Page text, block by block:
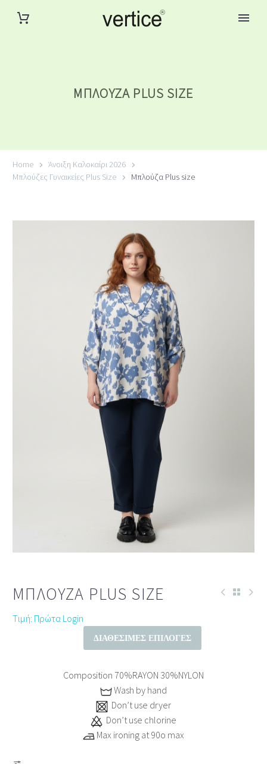
ΜΠΛΟΎΖΑ PLUS SIZE
Home
Άνοιξη Καλοκαίρι 2026
Μπλούζες Γυναικείες Plus Size
Μπλούζα Plus size
ΜΠΛΟΎΖΑ PLUS SIZE
Τιμή: Πρώτα Login
ΔΙΑΘΈΣΙΜΕΣ ΕΠΙΛΟΓΈΣ
Composition 70%RAYON 30%NYLON
Wash by hand
Don’t use dryer
Don’t use chlorine
Max ironing at 90ο max